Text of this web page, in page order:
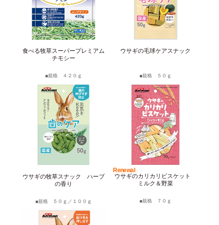
食べる牧草スーパープレミアム
チモシー
規格 ４２０ｇ
ウサギの毛球ケアスナック
規格 ５０ｇ
ウサギの牧草スナック ハーブ
の香り
規格 ５０ｇ／１００ｇ
Renewal
ウサギのカリカリビスケット
ミルク＆野菜
規格 ７０ｇ